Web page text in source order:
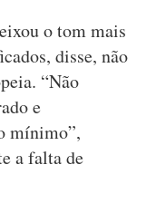
o tom mais
disse, não
“Não
e
mínimo”,
a falta de